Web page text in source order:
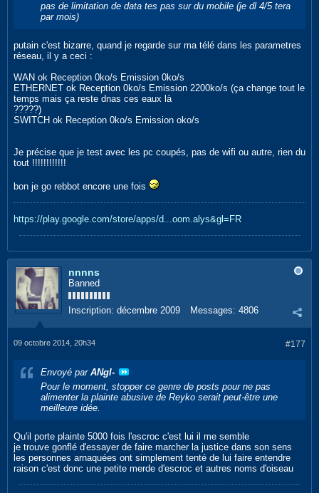
pas de limitation de data tes pas sur du mobile (je dl 4/5 tera
par mois)
putain c'est bizarre, quand je regarde sur ma télé dans les parametres
réseau, il y a ceci :
WAN ok Reception 0ko/s Emission 0ko/s
ETHERNET ok Reception 0ko/s Emission 2200ko/s (ça change tout le
temps mais ça reste dnas ces eaux là
?????)
SWITCH ok Reception 0ko/s Emission oko/s
Je précise que je test avec les pc coupés, pas de wifi ou autre, rien du
tout !!!!!!!!!!!!
bon je go rebbot encore une fois
https://play.google.com/store/apps/d...oom.alys&gl=FR
nnnns
Banned
Inscription: décembre 2009 Messages: 4806
#177
09 octobre 2014, 20h34
Envoyé par ANgI-
Pour le moment, stopper ce genre de posts pour ne pas
alimenter la plainte abusive de Reyko serait peut-être une
meilleure idée.
Qu'il porte plainte 5000 fois l'escroc c'est lui il me semble
je trouve gonflé d'essayer de faire marcher la justice dans son sens
les personnes arnaquées ont simplement tenté de lui faire entendre
raison c'est donc une petite merde d'escroc et autres noms d'oiseau